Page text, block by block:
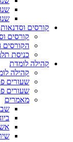
קורסים וסדנאות
קורסים
הקורסים
כניסת
קהילה לומדת
קהילה
שעורים
שעורים
מאמרים